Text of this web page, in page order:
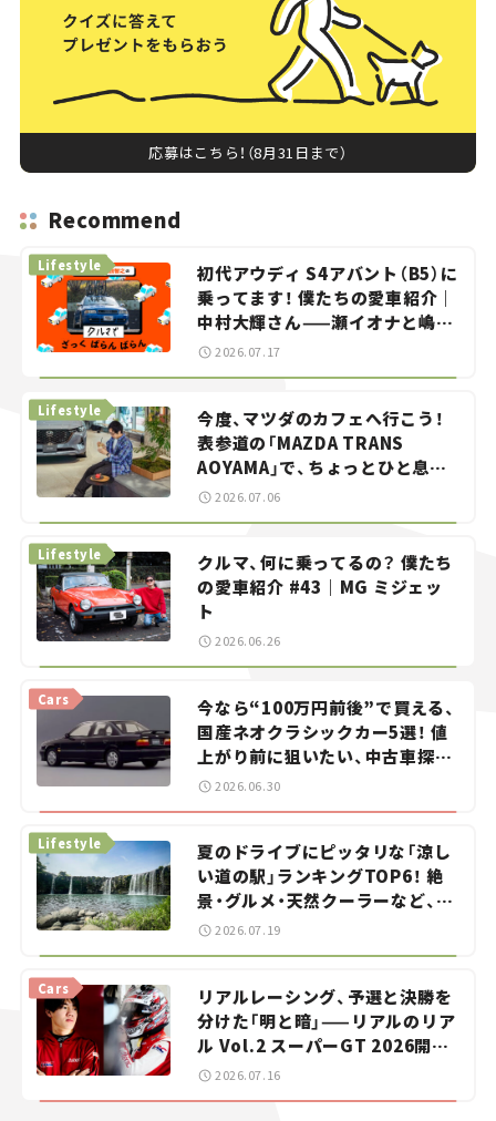
応募はこちら！（8月31日まで）
Recommend
初代アウディ S4アバント（B5）に
乗ってます！ 僕たちの愛車紹介｜
中村大輝さん——瀬イオナと嶋田
智之の「クルマでざっくばらんば
らん！」＃20
Lifestyle
2026.07.17
今度、マツダのカフェへ行こう！
表参道の「MAZDA TRANS
AOYAMA」で、ちょっとひと息。
——連載｜CCGとクルマでどうす
Lifestyle
2026.07.06
クルマ、何に乗ってるの？ 僕たち
の愛車紹介 #43｜MG ミジェッ
ト
Lifestyle
2026.06.26
今なら“100万円前後”で買える、
国産ネオクラシックカー5選！ 値
上がり前に狙いたい、中古車探し
をお手伝い――ちょっとイケてるマ
Cars
2026.06.30
夏のドライブにピッタリな「涼し
い道の駅」ランキングTOP6！ 絶
景・グルメ・天然クーラーなど、避
暑におすすめのスポットを紹介
【道の駅マニアの推し駅ガイド】
Lifestyle
2026.07.19
リアルレーシング、予選と決勝を
分けた「明と暗」——リアルのリア
ル Vol.2 スーパーGT 2026開幕
戦 岡山国際サーキット
Cars
2026.07.16